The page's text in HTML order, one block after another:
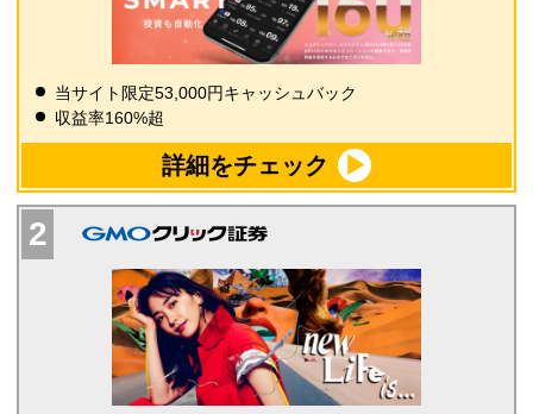
当サイト限定53,000円キャッシュバック
収益率160%超
詳細をチェック